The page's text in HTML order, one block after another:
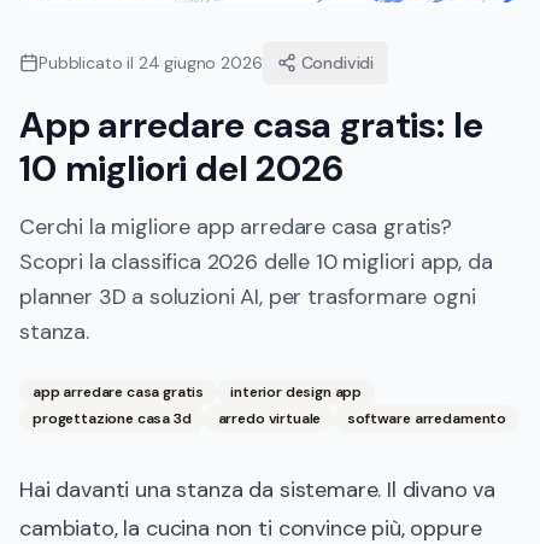
Pubblicato il 24 giugno 2026 Condividi
App arredare casa gratis: le
10 migliori del 2026
Cerchi la migliore app arredare casa gratis?
Scopri la classifica 2026 delle 10 migliori app, da
planner 3D a soluzioni AI, per trasformare ogni
stanza.
app arredare casa gratis
interior design app
progettazione casa 3d
arredo virtuale software arredamento
Hai davanti una stanza da sistemare. Il divano va
cambiato, la cucina non ti convince più, oppure